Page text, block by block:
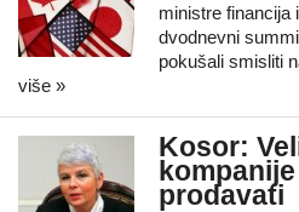
ministre financija
dvodnevni
pokušali smisliti
više »
Kosor:
prodavati